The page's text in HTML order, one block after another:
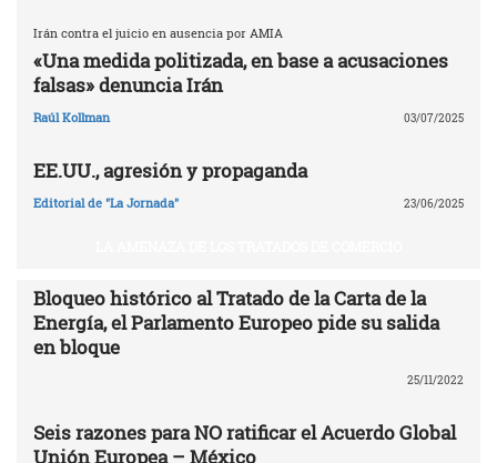
Irán contra el juicio en ausencia por AMIA
«Una medida politizada, en base a acusaciones
falsas» denuncia Irán
Raúl Kollman 03/07/2025
EE.UU., agresión y propaganda
Editorial de "La Jornada" 23/06/2025
Bloqueo histórico al Tratado de la Carta de la
Energía, el Parlamento Europeo pide su salida
en bloque
25/11/2022
Seis razones para NO ratificar el Acuerdo Global
Unión Europea – México